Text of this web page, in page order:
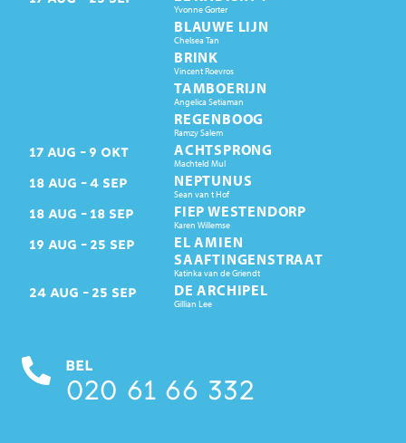
Yvonne Gorter
BLAUWE LIJN
Chelsea Tan
BRINK
Vincent Roevros
TAMBOERIJN
Angelica Setiaman
REGENBOOG
Ramzy Salem
17 AUG 9 OKT ACHTSPRONG
Machteld Mul
18 AUG 4 SEP NEPTUNUS
Sean van t Hof
18 AUG 18 SEP FIEP WESTENDORP
Karen Willemse
19 AUG 25 SEP
EL AMIEN
SAAFTINGENSTRAAT
Katinka van de Griendt
24 AUG 25 SEP DE ARCHIPEL
Gillian Lee
BEL
020 61 66 332